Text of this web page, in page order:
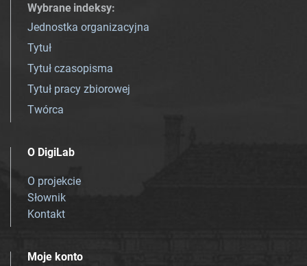
Wybrane indeksy:
Jednostka organizacyjna
Tytuł
Tytuł czasopisma
Tytuł pracy zbiorowej
Twórca
O DigiLab
O projekcie
Słownik
Kontakt
Moje konto